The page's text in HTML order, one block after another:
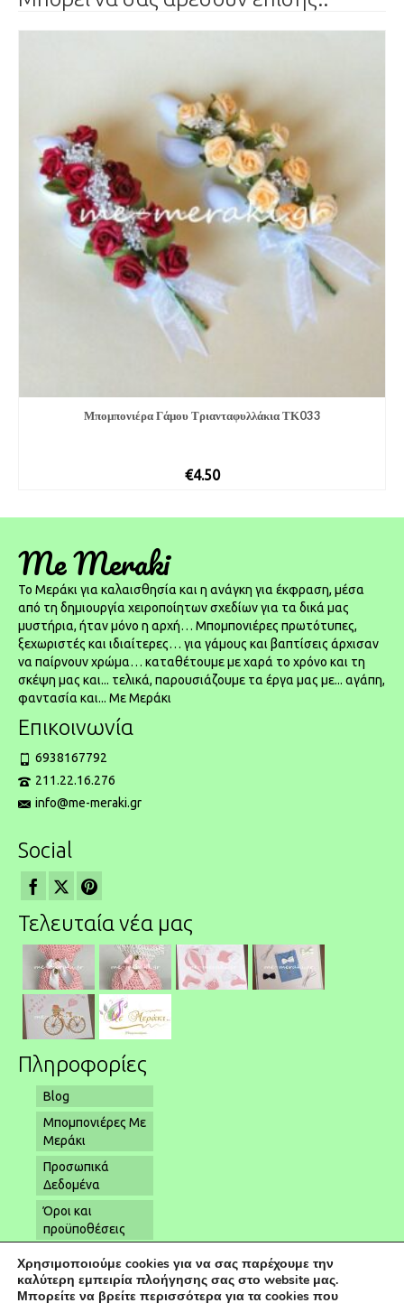
Μπομπονιέρα Γάμου Τριανταφυλλάκια ΤΚ033
€4.50
Me Meraki
To Μεράκι για καλαισθησία και η ανάγκη για έκφραση, μέσα
από τη δημιουργία χειροποίητων σχεδίων για τα δικά μας
μυστήρια, ήταν μόνο η αρχή… Μπομπονιέρες πρωτότυπες,
ξεχωριστές και ιδιαίτερες… για γάμους και βαπτίσεις άρχισαν
να παίρνουν χρώμα… καταθέτουμε με χαρά το χρόνο και τη
σκέψη μας και... τελικά, παρουσιάζουμε τα έργα μας με... αγάπη,
φαντασία και... Με Μεράκι
Επικοινωνία
6938167792
211.22.16.276
info@me-meraki.gr
Social
Τελευταία νέα μας
Πληροφορίες
Blog
Μπομπονιέρες Με
Μεράκι
Προσωπικά
Δεδομένα
Όροι και
προϋποθέσεις
Όροι αποστολής
– παραλαβής
Επικοινωνία
Χρησιμοποιούμε cookies για να σας παρέχουμε την
καλύτερη εμπειρία πλοήγησης σας στο website μας.
Μπορείτε να βρείτε περισσότερα για τα cookies που